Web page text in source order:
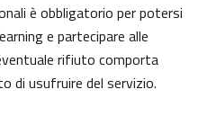
è obbligatorio per potersi
e partecipare alle
rifiuto comporta
di usufruire del servizio.